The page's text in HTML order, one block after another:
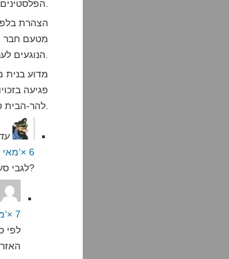
הצהרת
מדוע
פגיעה
6 ×‘מאי 2020 בשעה 22:59
לגבי סעיף ב. איפה נאמר שיש ליהודים זכויות בהר הבית בהחלטת סן רמו?
7 ×‘מאי 2020 בשעה 4:43